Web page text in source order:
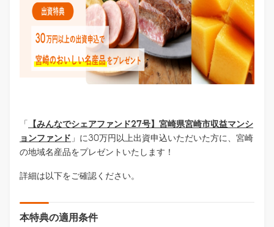
「 【みんなでシェアファンド27号】宮崎県宮崎市収益マンシ
ョンファンド 」に30万円以上出資申込いただいた方に、宮崎
の地域名産品をプレゼントいたします！
詳細は以下をご確認ください。
本特典の適用条件